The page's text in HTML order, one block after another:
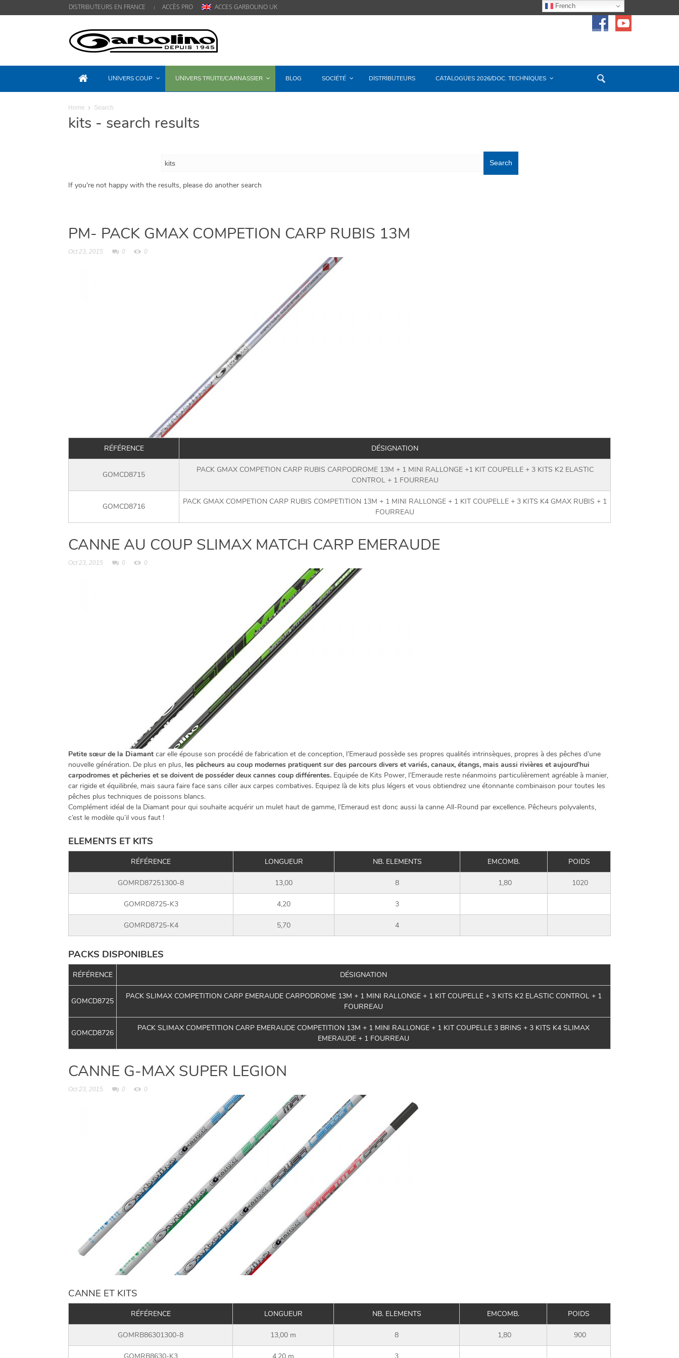
DISTRIBUTEURS EN FRANCE ACCÈS PRO ACCES GARBOLINO UK
UNIVERS COUP UNIVERS TRUITE/CARNASSIER BLOG SOCIÉTÉ DISTRIBUTEURS CATALOGUES 2026/DOC. TECHNIQUES
Home Search
kits - search results
If you're not happy with the results, please do another search
PM- PACK GMAX COMPETION CARP RUBIS 13M
Oct 23, 2015 0 0
RÉFÉRENCE DÉSIGNATION
GOMCD8715
PACK GMAX COMPETION CARP RUBIS CARPODROME 13M + 1 MINI RALLONGE +1 KIT COUPELLE + 3 KITS K2 ELASTIC
CONTROL + 1 FOURREAU
GOMCD8716
PACK GMAX COMPETION CARP RUBIS COMPETITION 13M + 1 MINI RALLONGE + 1 KIT COUPELLE + 3 KITS K4 GMAX RUBIS + 1
FOURREAU
CANNE AU COUP SLIMAX MATCH CARP EMERAUDE
Oct 23, 2015 0 0
Petite sœur de la Diamant car elle épouse son procédé de fabrication et de conception, l’Emeraud possède ses propres qualités intrinsèques, propres à des pêches d’une
nouvelle génération. De plus en plus, les pêcheurs au coup modernes pratiquent sur des parcours divers et variés, canaux, étangs, mais aussi rivières et aujourd’hui
carpodromes et pêcheries et se doivent de posséder deux cannes coup différentes. Equipée de Kits Power, l’Emeraude reste néanmoins particulièrement agréable à manier,
car rigide et équilibrée, mais saura faire face sans ciller aux carpes combatives. Equipez là de kits plus légers et vous obtiendrez une étonnante combinaison pour toutes les
pêches plus techniques de poissons blancs.
Complément idéal de la Diamant pour qui souhaite acquérir un mulet haut de gamme, l’Emeraud est donc aussi la canne All-Round par excellence. Pêcheurs polyvalents,
c’est le modèle qu’il vous faut !
ELEMENTS ET KITS
RÉFÉRENCE LONGUEUR NB. ELEMENTS EMCOMB. POIDS
GOMRD87251300-8 13,00 8 1,80 1020
GOMRD8725-K3 4,20 3
GOMRD8725-K4 5,70 4
PACKS DISPONIBLES
RÉFÉRENCE DÉSIGNATION
GOMCD8725
PACK SLIMAX COMPETITION CARP EMERAUDE CARPODROME 13M + 1 MINI RALLONGE + 1 KIT COUPELLE + 3 KITS K2 ELASTIC CONTROL + 1
FOURREAU
GOMCD8726
PACK SLIMAX COMPETITION CARP EMERAUDE COMPETITION 13M + 1 MINI RALLONGE + 1 KIT COUPELLE 3 BRINS + 3 KITS K4 SLIMAX
EMERAUDE + 1 FOURREAU
CANNE G-MAX SUPER LEGION
Oct 23, 2015 0 0
CANNE ET KITS
RÉFÉRENCE LONGUEUR NB. ELEMENTS EMCOMB. POIDS
GOMRB86301300-8 13,00 m 8 1,80 900
French